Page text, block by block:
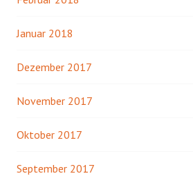
Januar 2018
Dezember 2017
November 2017
Oktober 2017
September 2017